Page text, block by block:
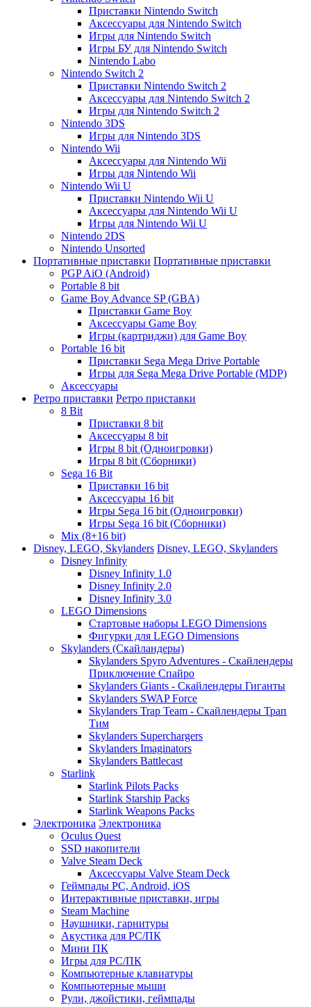
Приставки Nintendo Switch
Аксессуары для Nintendo Switch
Игры для Nintendo Switch
Игры БУ для Nintendo Switch
Nintendo Labo
Nintendo Switch 2
Приставки Nintendo Switch 2
Аксессуары для Nintendo Switch 2
Игры для Nintendo Switch 2
Nintendo 3DS
Игры для Nintendo 3DS
Nintendo Wii
Аксессуары для Nintendo Wii
Игры для Nintendo Wii
Nintendo Wii U
Приставки Nintendo Wii U
Аксессуары для Nintendo Wii U
Игры для Nintendo Wii U
Nintendo 2DS
Nintendo Unsorted
Портативные приставки Портативные приставки
PGP AiO (Android)
Portable 8 bit
Game Boy Advance SP (GBA)
Приставки Game Boy
Аксессуары Game Boy
Игры (картриджи) для Game Boy
Portable 16 bit
Приставки Sega Mega Drive Portable
Игры для Sega Mega Drive Portable (MDP)
Аксессуары
Ретро приставки Ретро приставки
8 Bit
Приставки 8 bit
Аксессуары 8 bit
Игры 8 bit (Одноигровки)
Игры 8 bit (Сборники)
Sega 16 Bit
Приставки 16 bit
Аксессуары 16 bit
Игры Sega 16 bit (Одноигровки)
Игры Sega 16 bit (Сборники)
Mix (8+16 bit)
Disney, LEGO, Skylanders Disney, LEGO, Skylanders
Disney Infinity
Disney Infinity 1.0
Disney Infinity 2.0
Disney Infinity 3.0
LEGO Dimensions
Стартовые наборы LEGO Dimensions
Фигурки для LEGO Dimensions
Skylanders (Скайландеры)
Skylanders Spyro Adventures - Скайлендеры
Приключение Спайро
Skylanders Giants - Скайлендеры Гиганты
Skylanders SWAP Force
Skylanders Trap Team - Скайлендеры Трап
Тим
Skylanders Superchargers
Skylanders Imaginators
Skylanders Battlecast
Starlink
Starlink Pilots Packs
Starlink Starship Packs
Starlink Weapons Packs
Электроника Электроника
Oculus Quest
SSD накопители
Valve Steam Deck
Аксессуары Valve Steam Deck
Геймпады PC, Android, iOS
Интерактивные приставки, игры
Steam Machine
Наушники, гарнитуры
Акустика для PC/ПК
Мини ПК
Игры для PC/ПК
Компьютерные клавиатуры
Компьютерные мыши
Рули, джойстики, геймпады